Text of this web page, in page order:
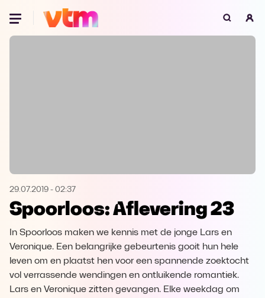
Oeps, browser niet ondersteund
Microsoft Edge Download
Download
29.07.2019 - 02:37
Spoorloos: Aflevering 23
In Spoorloos maken we kennis met de jonge Lars en
Veronique. Een belangrijke gebeurtenis gooit hun hele
leven om en plaatst hen voor een spannende zoektocht
vol verrassende wendingen en ontluikende romantiek.
Lars en Veronique zitten gevangen. Elke weekdag om